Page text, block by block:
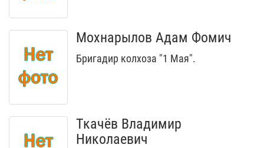
Мохнарылов Адам Фомич
Бригадир колхоза "1 Мая".
Ткачёв Владимир
Николаевич